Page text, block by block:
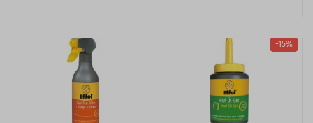
-15%